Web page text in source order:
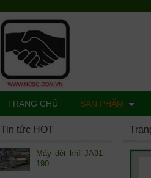
Tin tức HOT
Máy dệt khí JA91-
190
TRANG CHỦ SẢN PHẨM